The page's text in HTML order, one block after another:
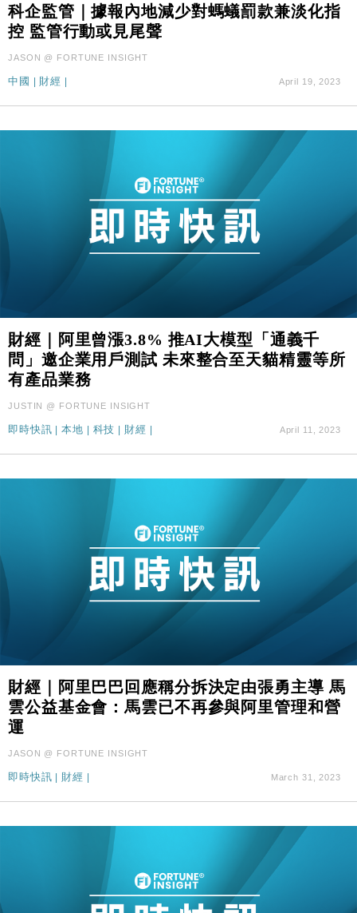
科企監管｜據報內地減少對螞蟻罰款兼淡化指
控 監管行動或見尾聲
JASON @ FORTUNE INSIGHT
中國 財經 April 19, 2023
財經｜阿里曾漲3.8% 推AI大模型「通義千
問」邀企業用戶測試 未來整合至天貓精靈等所
有產品業務
JUSTIN @ FORTUNE INSIGHT
即時快訊 |本地 | 科技 | 財經 | April 11, 2023
財經｜阿里巴巴回應稱分拆決定由張勇主導 馬
雲公益基金會：馬雲已不再參與阿里管理和營
運
JASON @ FORTUNE INSIGHT
即時快訊 | 財經 | March 31, 2023